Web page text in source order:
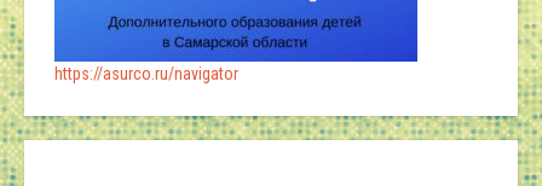
https://asurco.ru/navigator